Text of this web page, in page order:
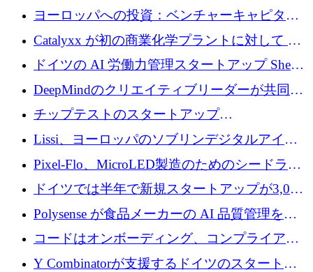
億1,100万ユーロを獲得、Invest EuropeはVCの
ヨーロッパへの投資：ベンチャーキャピタル
が過去2番目に高い水準に到達
Catalyxx が初の商業化学プラントに対して EU
から 2,000 万ユーロ以上の支援を獲得
ドイツの AI 労働力管理スタートアップ Sherpa
がプレシードで 220 万ドルを調達
DeepMindのクリエイティブリーダーが共同設
立したAIライティングのスタートアップが
チップテストのスタートアップ
QuantumDiamondsが株式資金で1,500万ユーロ
を調達
Lissi、ヨーロッパのソブリンデジタルアイデ
ンティティの未来を推進するために350万ユー
ロを調達
Pixel-Flo、MicroLED製造のためのシードラウ
ンドで525万ポンドを獲得
ドイツでは半年で新規スタートアップが3,000
社という記録を目の当たりにし、涙を流すハ
ンブルク
Polysense が食品メーカーの AI 品質管理を拡
張するために 1,070 万ドルを調達
コードはオンボーディング、コンプライアン
ス、支払いを統合するために 640 万ポンドを
Y Combinatorが支援するドイツのスタートア